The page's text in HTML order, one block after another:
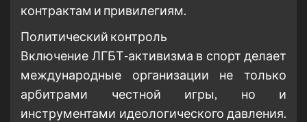
контрактам и привилегиям.
Политический контроль
Включение ЛГБТ-активизма в спорт делает
международные организации не только
арбитрами честной игры, но и
инструментами идеологического давления.